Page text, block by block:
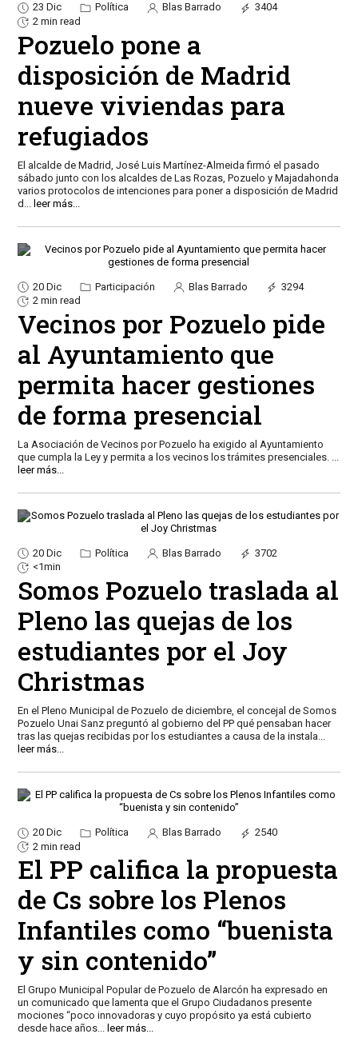
23 Dic Política Blas Barrado
3404
2 min read
Pozuelo pone a
disposición de Madrid
nueve viviendas para
refugiados
El alcalde de Madrid, José Luis Martínez-Almeida firmó el pasado
sábado junto con los alcaldes de Las Rozas, Pozuelo y Majadahonda
varios protocolos de intenciones para poner a disposición de Madrid
d
leer más...
20 Dic Participación Blas Barrado
3294
2 min read
Vecinos por Pozuelo pide
al Ayuntamiento que
permita hacer gestiones
de forma presencial
La Asociación de Vecinos por Pozuelo ha exigido al Ayuntamiento
que cumpla la Ley y permita a los vecinos los trámites presenciales.
leer más...
20 Dic Política Blas Barrado
3702
<1min
Somos Pozuelo traslada al
Pleno las quejas de los
estudiantes por el Joy
Christmas
En el Pleno Municipal de Pozuelo de diciembre, el concejal de Somos
Pozuelo Unai Sanz preguntó al gobierno del PP qué pensaban hacer
tras las quejas recibidas por los estudiantes a causa de la instala
leer más...
20 Dic Política Blas Barrado
2540
2 min read
El PP califica la propuesta
de Cs sobre los Plenos
Infantiles como “buenista
y sin contenido”
El Grupo Municipal Popular de Pozuelo de Alarcón ha expresado en
un comunicado que lamenta que el Grupo Ciudadanos presente
mociones “poco innovadoras y cuyo propósito ya está cubierto
desde hace años... leer más...